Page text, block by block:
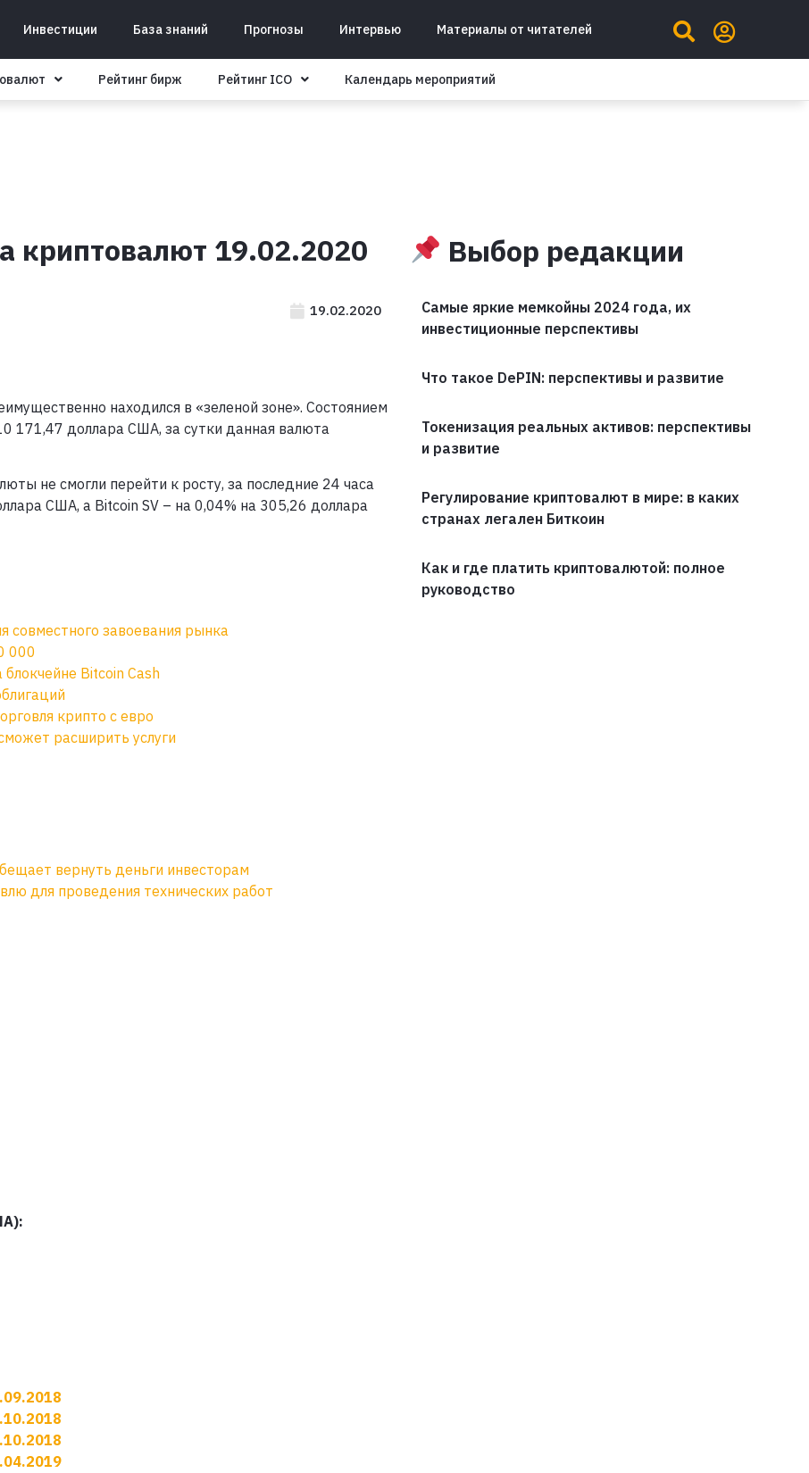
Инвестиции База знаний Прогнозы Интервью Материалы от читателей
Рейтинг бирж Рейтинг ICO Календарь мероприятий
криптовалют 19.02.2020
19.02.2020
находился в «зеленой зоне». Состоянием
171,47 доллара США, за сутки данная валюта
не смогли перейти к росту, за последние 24 часа
США, а Bitcoin SV – на 0,04% на 305,26 доллара
завоевания рынка
000
Bitcoin Cash
крипто с евро
расширить услуги
вернуть деньги инвесторам
для проведения технических работ
Выбор редакции
Самые яркие мемкойны 2024 года, их
инвестиционные перспективы
Что такое DePIN: перспективы и развитие
Токенизация реальных активов: перспективы
и развитие
Регулирование криптовалют в мире: в каких
странах легален Биткоин
Как и где платить криптовалютой: полное
руководство